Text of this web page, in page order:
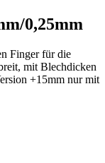
0,25mm
Finger für die
mit Blechdicken
+15mm nur mit